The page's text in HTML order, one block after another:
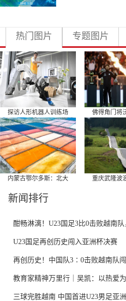
热门图片 专题图片
探访人形机器人训练场 佛得角门将
内蒙古鄂尔多斯：北大 重庆武隆波
新闻排行
酣畅淋漓！U23国足3比0击败越南
U23国足再创历史闯入亚洲杯决赛
再创历史！中国队3∶0击败越南队
教育家精神万里行｜吴凯：以热爱
守...
三球完胜越南 中国首进U23男足亚